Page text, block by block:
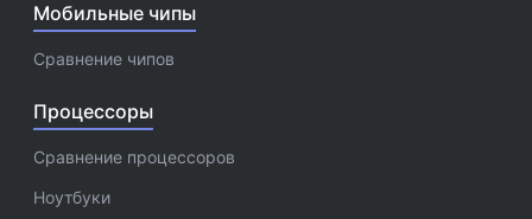
Мобильные чипы
Сравнение чипов
Процессоры
Сравнение процессоров
Ноутбуки